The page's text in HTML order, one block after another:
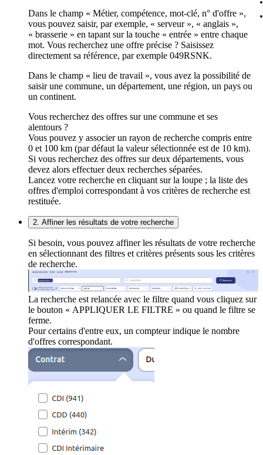
Dans le champ « Métier, compétence, mot-clé, n° d'offre »,
vous pouvez saisir, par exemple, « serveur », « anglais »,
« brasserie » en tapant sur la touche « entrée » entre chaque
mot. Vous recherchez une offre précise ? Saisissez
directement sa référence, par exemple 049RSNK.
Dans le champ « lieu de travail », vous avez la possibilité de
saisir une commune, un département, une région, un pays ou
un continent.
Vous recherchez des offres sur une commune et ses
alentours ?
Vous pouvez y associer un rayon de recherche compris entre
0 et 100 km (par défaut la valeur sélectionnée est de 10 km).
Si vous recherchez des offres sur deux départements, vous
devez alors effectuer deux recherches séparées.
Lancez votre recherche en cliquant sur la loupe ; la liste des
offres d'emploi correspondant à vos critères de recherche est
restituée.
2. Affiner les résultats de votre recherche
Si besoin, vous pouvez affiner les résultats de votre recherche
en sélectionnant des filtres et critères présents sous les critères
de recherche.
La recherche est relancée avec le filtre quand vous cliquez sur
le bouton « APPLIQUER LE FILTRE » ou quand le filtre se
ferme.
Pour certains d'entre eux, un compteur indique le nombre
d'offres correspondant.